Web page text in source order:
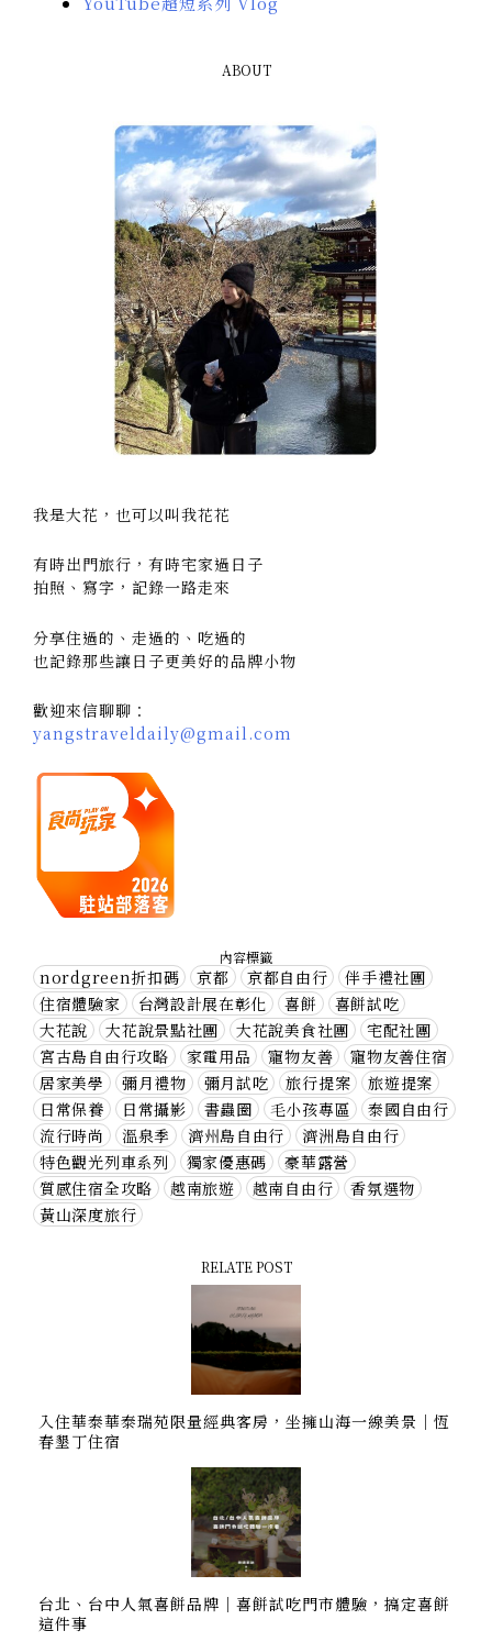
ABOUT
我是大花，也可以叫我花花
有時出門旅行，有時宅家過日子
拍照、寫字，記錄一路走來
分享住過的、走過的、吃過的
也記錄那些讓日子更美好的品牌小物
歡迎來信聊聊：
yangstraveldaily@gmail.com
內容標籤
nordgreen折扣碼 京都 京都自由行
伴手禮社團
住宿體驗家
台灣設計展在彰化 喜餅
喜餅試吃
大花說
大花說景點社團 大花說美食社團
宅配社團
宮古島自由行攻略
家電用品 寵物友善
寵物友善住宿
居家美學
彌月禮物 彌月試吃 旅行提案
旅遊提案
日常保養
日常攝影 書蟲圈 毛小孩專區
泰國自由行
流行時尚
溫泉季 濟州島自由行
濟洲島自由行
特色觀光列車系列
獨家優惠碼
豪華露營
質感住宿全攻略
越南旅遊 越南自由行
香氛選物
黃山深度旅行
RELATE POST
入住華泰華泰瑞苑限量經典客房，坐擁山海一線美景｜恆
春墾丁住宿
台北、台中人氣喜餅品牌｜喜餅試吃門市體驗，搞定喜餅
這件事